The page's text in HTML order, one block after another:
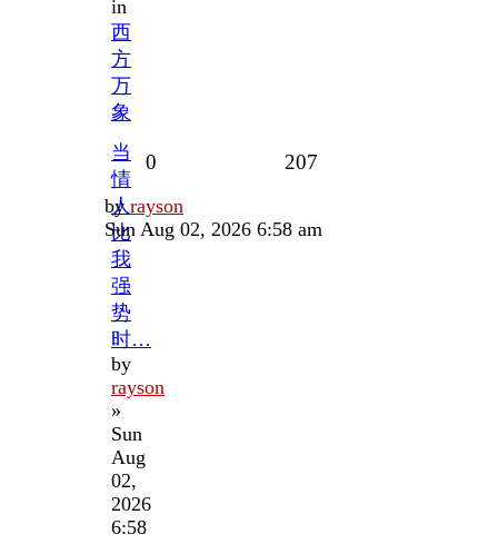
in
西
方
万
象
当
情
人
比
我
强
势
时…
by
rayson
»
Sun
Aug
02,
2026
6:58
0 207
Last
post
byrayson
Sun Aug 02, 2026 6:58 am